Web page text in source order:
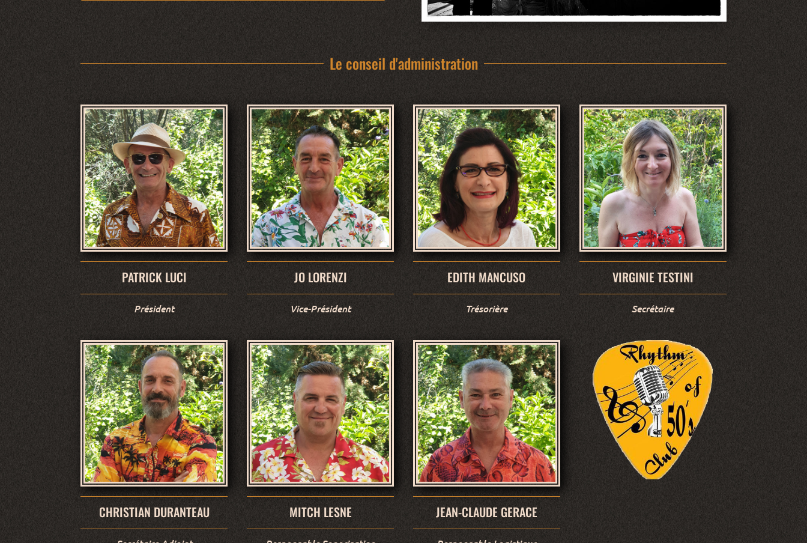
Le conseil d'administration
PATRICK LUCI
Président
JO LORENZI
Vice-Président
EDITH MANCUSO
Trésorière
VIRGINIE TESTINI
Secrétaire
CHRISTIAN DURANTEAU MITCH LESNE JEAN-CLAUDE GERACE